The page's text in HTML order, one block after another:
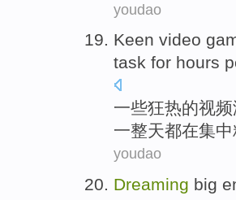
youdao
Keen video
task for hours
一些狂热的视频
一整天都在集中
youdao
Dreaming big